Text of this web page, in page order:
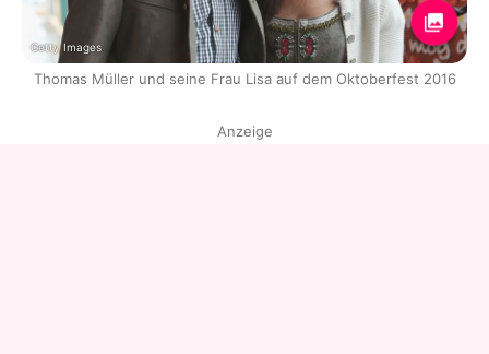
Getty Images
Thomas Müller und seine Frau Lisa auf dem Oktoberfest 2016
Anzeige